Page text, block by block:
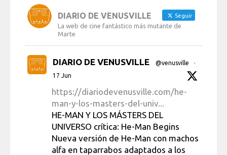
DIARIO DE VENUSVILLE Seguir
La web de cine fantástico más mutante de
Marte
DIARIO DE VENUSVILLE @venusville
·
17 Jun
https://diariodevenusville.com/he-
man-y-los-masters-del-univ...
HE-MAN Y LOS MÁSTERS DEL
UNIVERSO crítica: He-Man Begins
Nueva versión de He-Man con machos
alfa en taparrabos adaptados a los